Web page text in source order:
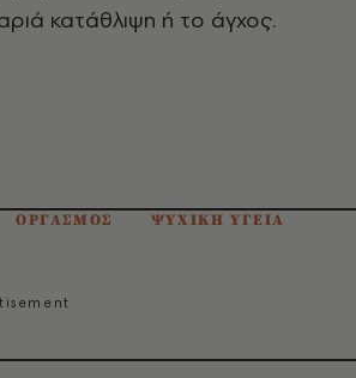
κατάθλιψη ή το άγχος.
ΟΡΓΑΣΜΟΣ
ΨΥΧΙΚΗ ΥΓΕΙΑ